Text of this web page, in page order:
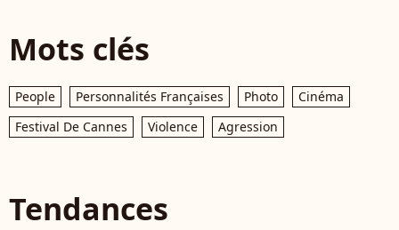
Mots clés
People Personnalités Françaises Photo
Cinéma
Festival De Cannes
Violence Agression
Tendances